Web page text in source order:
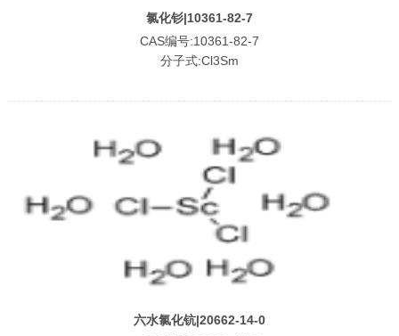
氯化钐|10361-82-7
CAS编号:10361-82-7
分子式:Cl3Sm
六水氯化钪|20662-14-0